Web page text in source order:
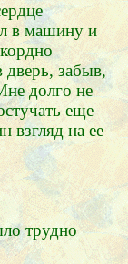
в машину и
дверь, забыв,
долго не
еще
взгляд на ее
трудно